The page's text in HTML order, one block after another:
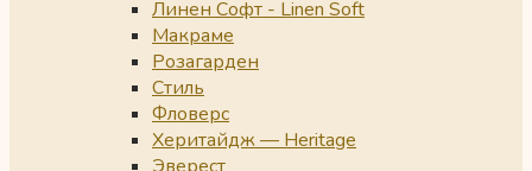
Линен Софт - Linen Soft
Макраме
Розагарден
Стиль
Фловерс
Херитайдж — Heritage